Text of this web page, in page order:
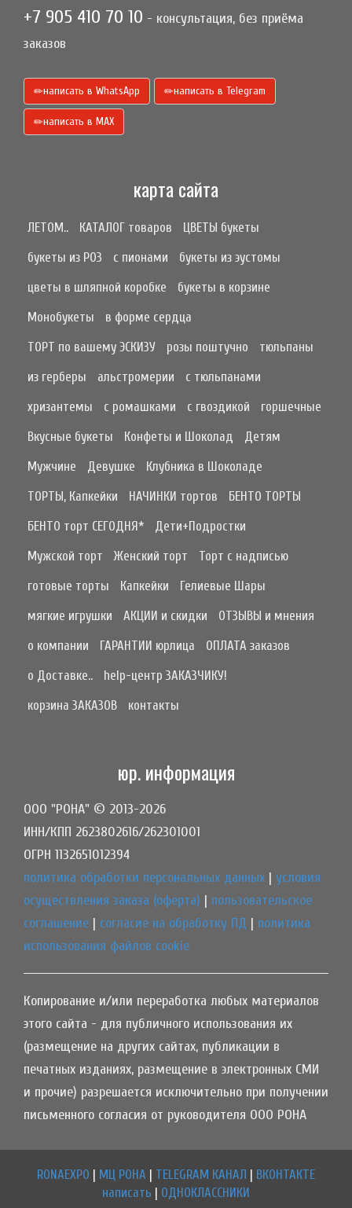
+7 905 410 70 10 - консультация, без приёма
заказов
написать в WhatsApp написать в Telegram
написать в МАХ
карта сайта
ЛЕТОМ.. КАТАЛОГ товаров
ЦВЕТЫ букеты
букеты из РОЗ
с пионами
букеты из эустомы
цветы в шляпной коробке
букеты в корзине
Монобукеты
в форме сердца
ТОРТ по вашему ЭСКИЗУ
розы поштучно
тюльпаны
из герберы
альстромерии
с тюльпанами
хризантемы
с ромашками с гвоздикой
горшечные
Вкусные букеты
Конфеты и Шоколад
Детям
Мужчине
Девушке
Клубника в Шоколаде
ТОРТЫ, Капкейки
НАЧИНКИ тортов
БЕНТО ТОРТЫ
БЕНТО торт СЕГОДНЯ*
Дети+Подростки
Мужской торт
Женский торт
Торт с надписью
готовые торты
Капкейки
Гелиевые Шары
мягкие игрушки
АКЦИИ и скидки
ОТЗЫВЫ и мнения
о компании
ГАРАНТИИ юрлица
ОПЛАТА заказов
о Доставке..
help-центр ЗАКАЗЧИКУ!
корзина ЗАКАЗОВ
контакты
юр. информация
ООО "РОНА" © 2013-2026
ИНН/КПП 2623802616/262301001
ОГРН 1132651012394
политика обработки персональных данных | условия
осуществления заказа (оферта) | пользовательское
соглашение | согласие на обработку ПД | политика
использования файлов cookie
Копирование и/или переработка любых материалов
этого сайта - для публичного использования их
(размещение на других сайтах, публикации в
печатных изданиях, размещение в электронных СМИ
и прочие) разрешается исключительно при получении
письменного согласия от руководителя ООО РОНА
RONAEXPO | МЦ РОНА | TELEGRAM КАНАЛ | ВКОНТАКТЕ
написать | ОДНОКЛАССНИКИ